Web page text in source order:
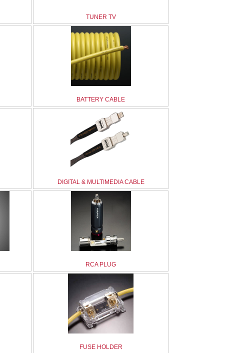
TUNER TV
BATTERY CABLE
DIGITAL & MULTIMEDIA CABLE
RCA PLUG
FUSE HOLDER